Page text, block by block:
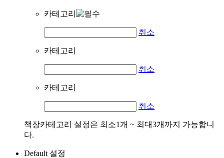
카테고리
취소
카테고리
취소
카테고리
취소
책장카테고리 설정은 최소1개 ~ 최대3개까지 가능합니
다.
Default 설정